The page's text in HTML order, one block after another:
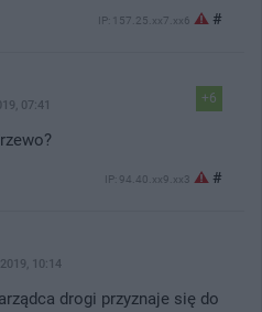
IP: 157.25.xx7.xx6 #
+6
07:41
IP: 94.40.xx9.xx3 #
10:14
drogi przyznaje się do